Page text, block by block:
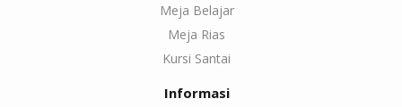
Meja Belajar
Meja Rias
Kursi Santai
Informasi